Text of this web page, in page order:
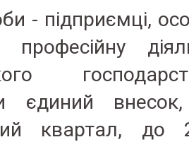
- підприємці,
професійну
єдиний
квартал, до